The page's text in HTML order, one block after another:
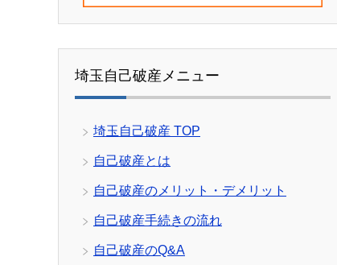
埼玉自己破産メニュー
埼玉自己破産 TOP
自己破産とは
自己破産のメリット・デメリット
自己破産手続きの流れ
自己破産のQ&A